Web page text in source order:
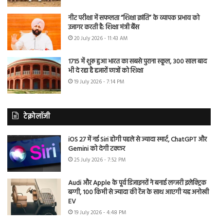
नीट परीक्षा में सफलता “शिक्षा क्रांति” के व्यापक प्रभाव को
उजागर करती है: शिक्षा मंत्री बैंस
20 July 2026 - 11:43 AM
1715 में शुरू हुआ भारत का सबसे पुराना स्कूल, 300 साल बाद
भी दे रहा है हजारों छात्रों को शिक्षा
19 July 2026 - 7:14 PM
टेक्नोलॉजी
iOS 27 में नई Siri होगी पहले से ज्यादा स्मार्ट, ChatGPT और
Gemini को देगी टक्कर
25 July 2026 - 7:52 PM
Audi और Apple के पूर्व डिजाइनरों ने बनाई लग्जरी इलेक्ट्रिक
बग्गी, 100 किमी से ज्यादा की रेंज के साथ आएगी यह अनोखी
EV
19 July 2026 - 4:48 PM